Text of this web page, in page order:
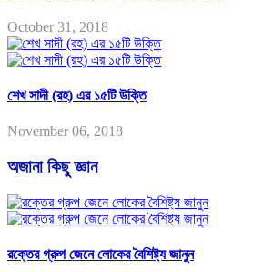
October 31, 2018
শেখ সাদী (রহ) এর ১৫টি উক্তি
November 06, 2018
অজানা কিছু জ্ঞান
রক্তের গ্রুপ জেনে লোকের বৈশিষ্ট্য জানুন